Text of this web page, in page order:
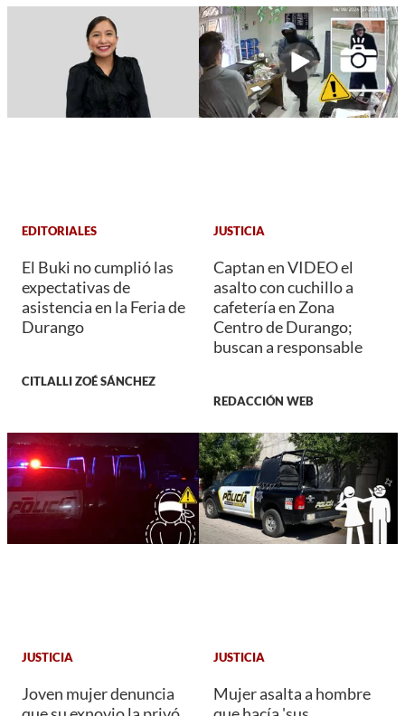
EDITORIALES
El Buki no cumplió las
expectativas de
asistencia en la Feria de
Durango
CITLALLI ZOÉ SÁNCHEZ
JUSTICIA
Captan en VIDEO el
asalto con cuchillo a
cafetería en Zona
Centro de Durango;
buscan a responsable
REDACCIÓN WEB
JUSTICIA
Joven mujer denuncia
JUSTICIA
Mujer asalta a hombre